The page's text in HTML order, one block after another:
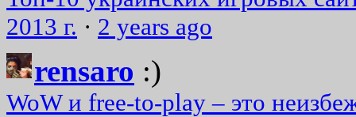
2013 г. · 2 years ago
rensaro :)
WoW и free-to-play – это